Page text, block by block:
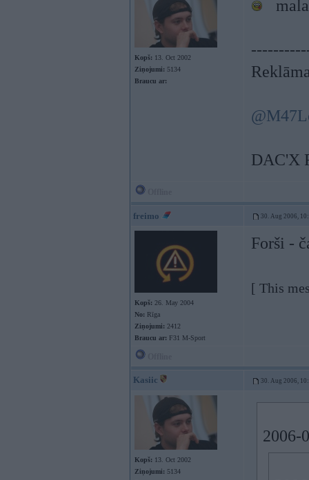
Kopš: 13. Oct 2002
Ziņojumi: 5134
Braucu ar:
DAC'X
freimo 30. Aug 2006,
Kopš: 26. May 2004
No: Rīga
Ziņojumi: 2412
Braucu ar: F31 M-Sport
Forši -
[ This
Kasiic 30. Aug 2006,
Kopš: 13. Oct 2002
Ziņojumi: 5134
2006-